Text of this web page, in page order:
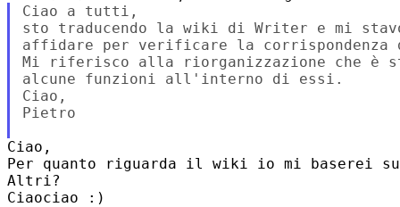
Ciao a tutti,
sto traducendo la wiki di Writer e mi
affidare per verificare la corrispondenza
Mi riferisco alla riorganizzazione che è
alcune funzioni all'interno di essi.
Ciao,
Pietro
Ciao,
Per quanto riguarda il wiki io mi baserei
Altri?
Ciaociao :)